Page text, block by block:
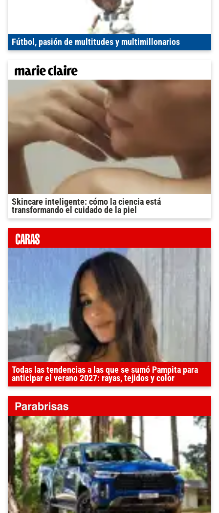
Fútbol, pasión de multitudes y multimillonarios
Skincare inteligente: cómo la ciencia está
transformando el cuidado de la piel
Todas las tendencias a las que se sumó Pampita para
anticipar el verano 2027: rayas, tejidos y color